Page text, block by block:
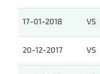
17-01-2018 VS
20-12-2017 VS